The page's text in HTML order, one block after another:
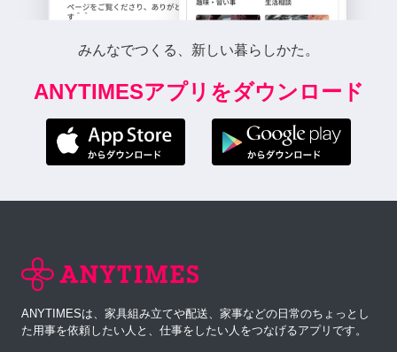
みんなでつくる、新しい暮らしかた。
ANYTIMESアプリをダウンロード
ANYTIMESは、家具組み立てや配送、家事などの日常のちょっとし
た用事を依頼したい人と、仕事をしたい人をつなげるアプリです。